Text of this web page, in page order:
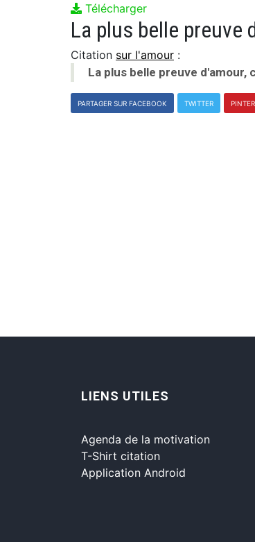
Télécharger
Citation sur l'amour :
La plus belle preuve
PARTAGER SUR FACEBOOK TWITTER
LIENS UTILES
Agenda de la motivation
T-Shirt citation
Application Android